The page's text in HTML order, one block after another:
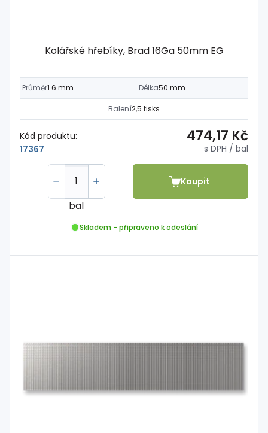
Kolářské hřebíky, Brad 16Ga 50mm EG
Průměr1.6 mm Délka50 mm
Balení2,5 tisks
Kód produktu:
17367
474,17 Kč
s DPH / bal
bal
Koupit
Skladem - připraveno k odeslání